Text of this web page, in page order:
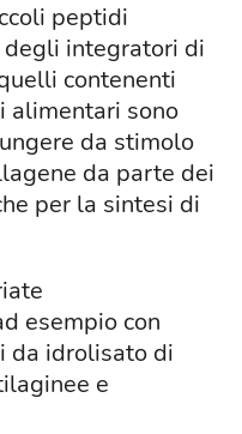
peptidi
integratori di
contenenti
alimentari sono
da stimolo
da parte dei
per la sintesi di
esempio con
da idrolisato di
e